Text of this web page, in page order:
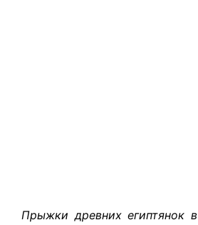
Прыжки древних египтянок в